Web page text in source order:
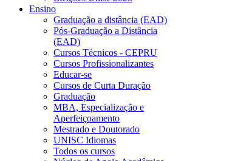
Ensino
Graduação a distância (EAD)
Pós-Graduação a Distância
(EAD)
Cursos Técnicos - CEPRU
Cursos Profissionalizantes
Educar-se
Cursos de Curta Duração
Graduação
MBA, Especialização e
Aperfeiçoamento
Mestrado e Doutorado
UNISC Idiomas
Todos os cursos